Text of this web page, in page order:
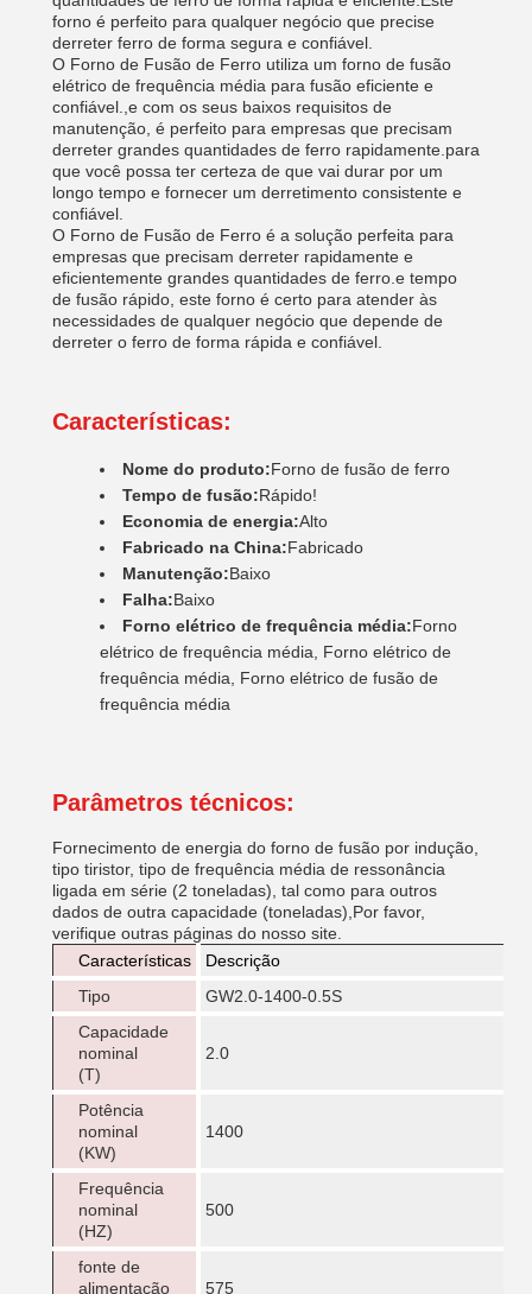
forno é perfeito para qualquer negócio que precise
derreter ferro de forma segura e confiável.
O Forno de Fusão de Ferro utiliza um forno de fusão
elétrico de frequência média para fusão eficiente e
confiável.,e com os seus baixos requisitos de
manutenção, é perfeito para empresas que precisam
derreter grandes quantidades de ferro rapidamente.para
que você possa ter certeza de que vai durar por um
longo tempo e fornecer um derretimento consistente e
confiável.
O Forno de Fusão de Ferro é a solução perfeita para
empresas que precisam derreter rapidamente e
eficientemente grandes quantidades de ferro.e tempo
de fusão rápido, este forno é certo para atender às
necessidades de qualquer negócio que depende de
derreter o ferro de forma rápida e confiável.
Características:
Nome do produto:Forno de fusão de ferro
Tempo de fusão:Rápido!
Economia de energia:Alto
Fabricado na China:Fabricado
Manutenção:Baixo
Falha:Baixo
Forno elétrico de frequência média:Forno
elétrico de frequência média, Forno elétrico de
frequência média, Forno elétrico de fusão de
frequência média
Parâmetros técnicos:
Fornecimento de energia do forno de fusão por indução,
tipo tiristor, tipo de frequência média de ressonância
ligada em série (2 toneladas), tal como para outros
dados de outra capacidade (toneladas),Por favor,
verifique outras páginas do nosso site.
Características
Descrição
Tipo
GW2.0-1400-0.5S
Capacidade
nominal
(T)
2.0
Potência
nominal
(KW)
1400
Frequência
nominal
(HZ)
500
fonte de
alimentação
575